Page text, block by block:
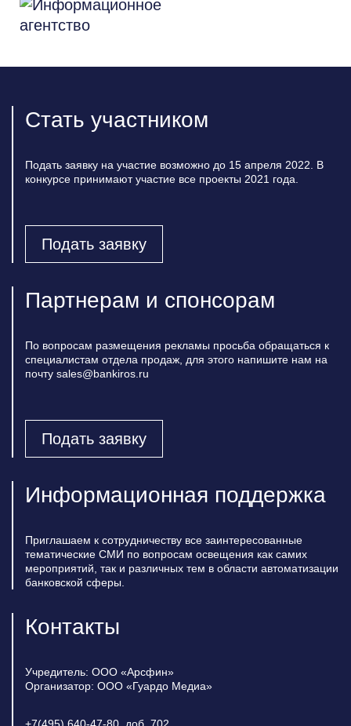
Стать участником
Подать заявку на участие возможно до 15 апреля 2022. В
конкурсе принимают участие все проекты 2021 года.
Подать заявку
Партнерам и спонсорам
По вопросам размещения рекламы просьба обращаться к
специалистам отдела продаж, для этого напишите нам на
почту sales@bankiros.ru
Подать заявку
Информационная поддержка
Приглашаем к сотрудничеству все заинтересованные
тематические СМИ по вопросам освещения как самих
мероприятий, так и различных тем в области автоматизации
банковской сферы.
Контакты
Учредитель: ООО «Арсфин»
Организатор: ООО «Гуардо Медиа»